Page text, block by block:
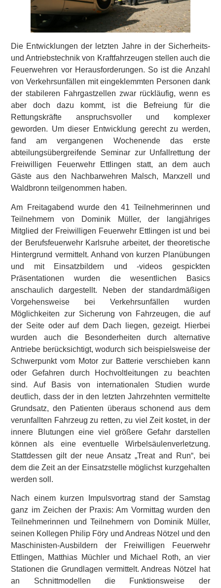
Die Entwicklungen der letzten Jahre in der Sicherheits-
und Antriebstechnik von Kraftfahrzeugen stellen auch die
Feuerwehren vor Herausforderungen. So ist die Anzahl
von Verkehrsunfällen mit eingeklemmten Personen dank
der stabileren Fahrgastzellen zwar rückläufig, wenn es
aber doch dazu kommt, ist die Befreiung für die
Rettungskräfte anspruchsvoller und komplexer
geworden. Um dieser Entwicklung gerecht zu werden,
fand am vergangenen Wochenende das erste
abteilungsübergreifende Seminar zur Unfallrettung der
Freiwilligen Feuerwehr Ettlingen statt, an dem auch
Gäste aus den Nachbarwehren Malsch, Marxzell und
Waldbronn teilgenommen haben.
Am Freitagabend wurde den 41 Teilnehmerinnen und
Teilnehmern von Dominik Müller, der langjähriges
Mitglied der Freiwilligen Feuerwehr Ettlingen ist und bei
der Berufsfeuerwehr Karlsruhe arbeitet, der theoretische
Hintergrund vermittelt. Anhand von kurzen Planübungen
und mit Einsatzbildern und -videos gespickten
Präsentationen wurden die wesentlichen Basics
anschaulich dargestellt. Neben der standardmäßigen
Vorgehensweise bei Verkehrsunfällen wurden
Möglichkeiten zur Sicherung von Fahrzeugen, die auf
der Seite oder auf dem Dach liegen, gezeigt. Hierbei
wurden auch die Besonderheiten durch alternative
Antriebe berücksichtigt, wodurch sich beispielsweise der
Schwerpunkt vom Motor zur Batterie verschieben kann
oder Gefahren durch Hochvoltleitungen zu beachten
sind. Auf Basis von internationalen Studien wurde
deutlich, dass der in den letzten Jahrzehnten vermittelte
Grundsatz, den Patienten überaus schonend aus dem
verunfallten Fahrzeug zu retten, zu viel Zeit kostet, in der
innere Blutungen eine viel größere Gefahr darstellen
können als eine eventuelle Wirbelsäulenverletzung.
Stattdessen gilt der neue Ansatz „Treat and Run“, bei
dem die Zeit an der Einsatzstelle möglichst kurzgehalten
werden soll.
Nach einem kurzen Impulsvortrag stand der Samstag
ganz im Zeichen der Praxis: Am Vormittag wurden den
Teilnehmerinnen und Teilnehmern von Dominik Müller,
seinen Kollegen Philip Föry und Andreas Nötzel und den
Maschinisten-Ausbildern der Freiwilligen Feuerwehr
Ettlingen, Matthias Müchler und Michael Roth, an vier
Stationen die Grundlagen vermittelt. Andreas Nötzel hat
an Schnittmodellen die Funktionsweise der